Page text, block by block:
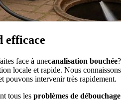
efficace
face à unecanalisation bouchée?
locale et rapide. Nous connaissons
pouvons intervenir très rapidement.
tous les problèmes de débouchage